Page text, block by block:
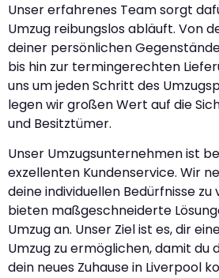
Unser erfahrenes Team sorgt
Umzug reibungslos abläuft. Von
deiner persönlichen
bis hin zur termingerechten
uns um jeden Schritt des
legen wir großen Wert auf die
und Besitztümer.
Unser Umzugsunternehmen ist
exzellenten Kundenservice. Wir
deine individuellen Bedürfnisse
bieten maßgeschneiderte
Umzug an. Unser Ziel ist es, dir
Umzug zu ermöglichen, damit du
dein neues Zuhause in Liverpool